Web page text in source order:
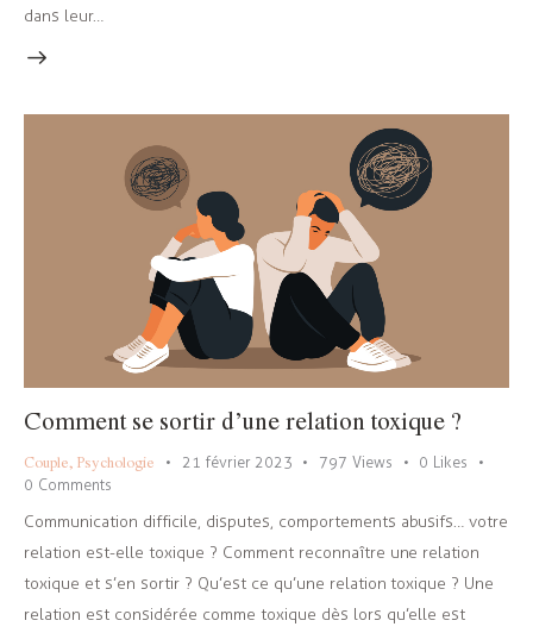
dans leur…
Comment se sortir d’une relation toxique ?
Couple, Psychologie 21 février 2023 797 Views 0 Likes
0 Comments
Communication difficile, disputes, comportements abusifs… votre
relation est-elle toxique ? Comment reconnaître une relation
toxique et s’en sortir ? Qu’est ce qu’une relation toxique ? Une
relation est considérée comme toxique dès lors qu’elle est